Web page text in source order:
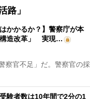
路」
かかるか？】警察庁が本
構造改革」 実現…
察官不足」だ。警察官の採
験者数は10年間で2分の1